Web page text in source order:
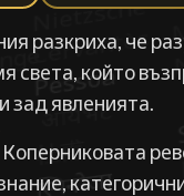
разкриха, че
света, който
зад явленията.